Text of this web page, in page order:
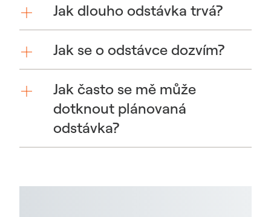
Jak dlouho odstávka trvá?
Jak se o odstávce dozvím?
Jak často se mě může
dotknout plánovaná
odstávka?